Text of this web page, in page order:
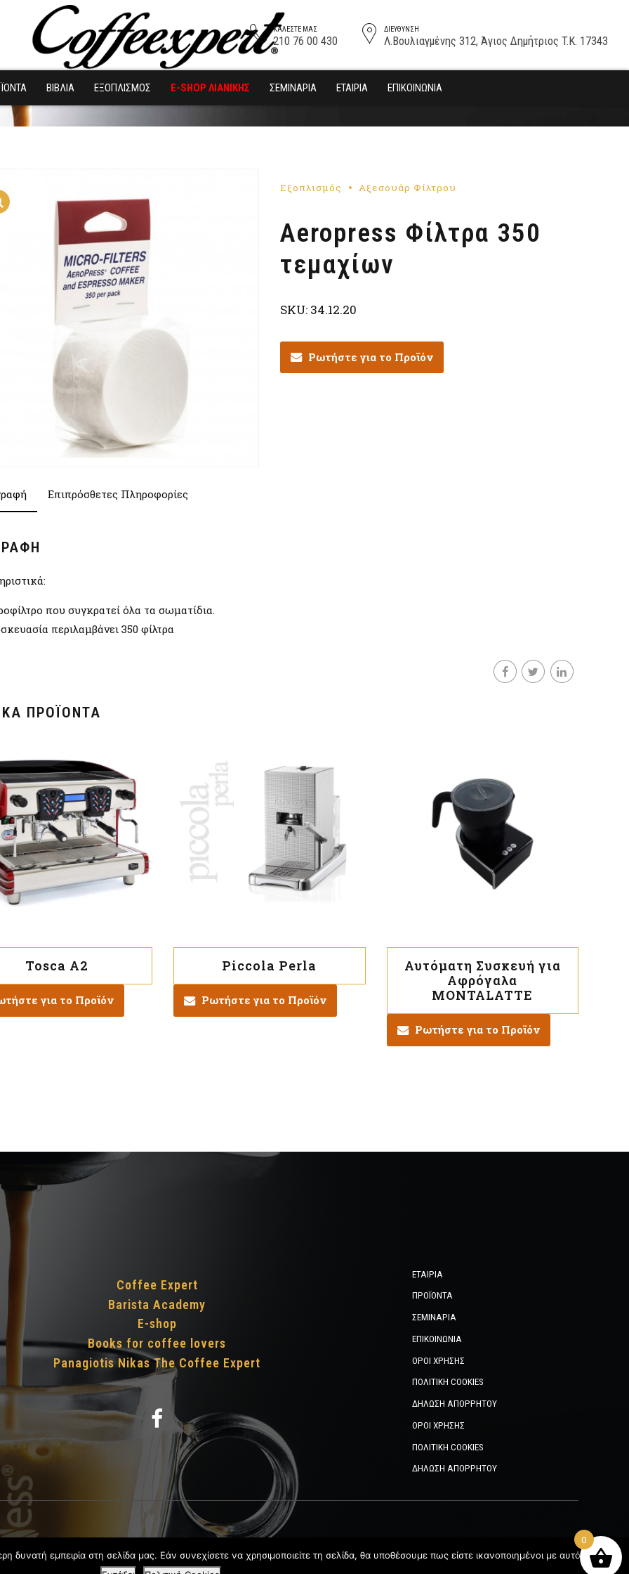
ΔΙΕΎΘΥΝΣΗ
Λ.Βουλιαγμένης 312, Άγιος Δημήτριος T.K. 17343
ΚΑΛΈΣΤΕ ΜΑΣ
210 76 00 430
ΒΙΒΛΊΑ ΕΞΟΠΛΙΣΜΌΣ E-SHOP ΛΙΑΝΙΚΗΣ ΣΕΜΙΝΆΡΙΑ ΕΤΑΙΡΊΑ ΕΠΙΚΟΙΝΩΝΊΑ
Εξοπλισμός Αξεσουάρ Φίλτρου
Aeropress Φίλτρα 350
τεμαχίων
SKU: 34.12.20
Ρωτήστε για το Προϊόν
Επιπρόσθετες Πληροφορίες
που συγκρατεί όλα τα σωματίδια.
περιλαμβάνει 350 φίλτρα
ΠΡΟΪΌΝΤΑ
Tosca A2
για το Προϊόν
Piccola Perla
Ρωτήστε για το Προϊόν
Αυτόματη Συσκευή για
Αφρόγαλα
MONTALATTE
Ρωτήστε για το Προϊόν
Coffee Expert
Barista Academy
E-shop
Books for coffee lovers
Panagiotis Nikas The Coffee Expert
ΕΤΑΙΡΊΑ
ΠΡΟΪΌΝΤΑ
ΣΕΜΙΝΆΡΙΑ
ΕΠΙΚΟΙΝΩΝΊΑ
ΌΡΟΙ ΧΡΉΣΗΣ
ΠΟΛΙΤΙΚΉ COOKIES
ΔΉΛΩΣΗ ΑΠΟΡΡΉΤΟΥ
ΌΡΟΙ ΧΡΉΣΗΣ
ΠΟΛΙΤΙΚΉ COOKIES
ΔΉΛΩΣΗ ΑΠΟΡΡΉΤΟΥ
0
εμπειρία στη σελίδα μας. Εάν συνεχίσετε να χρησιμοποιείτε τη σελίδα, θα υποθέσουμε πως είστε ικανοποιημένοι με αυτό.